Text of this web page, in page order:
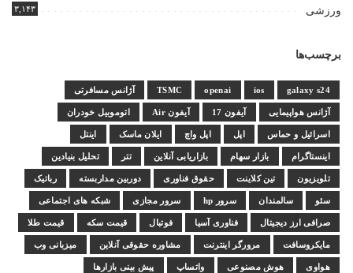
ورزشی ۳,۱۴۳
برچسب‌ها
galaxy s24
ios
openai
TSMC آژانس مسافرتی
آژانس هواپیمایی آیفون 17 آیفون Air اتوموبیل خودران
اسرائیل و حماس اپل اپل واچ ایلان ماسک اینتل
اینستاگرام بازار سهام بازاریابی آنلاین تتر تحلیل بنیادین
تلویزیون تین کلاینت حقوق فناوری دوربین مداربسته رباتیک
سئو سالمندان سرور hp سرور مجازی شبکه های اجتماعی
صرافی ارز دیجیتال فناوری آسیا فوتبال قیمت سکه قیمت طلا
مایکروسافت مرورگر اینترنت مشاوره حقوقی آنلاین میزبانی وب
هواوی هوش مصنوعی واتساپ پیش بینی بازارها